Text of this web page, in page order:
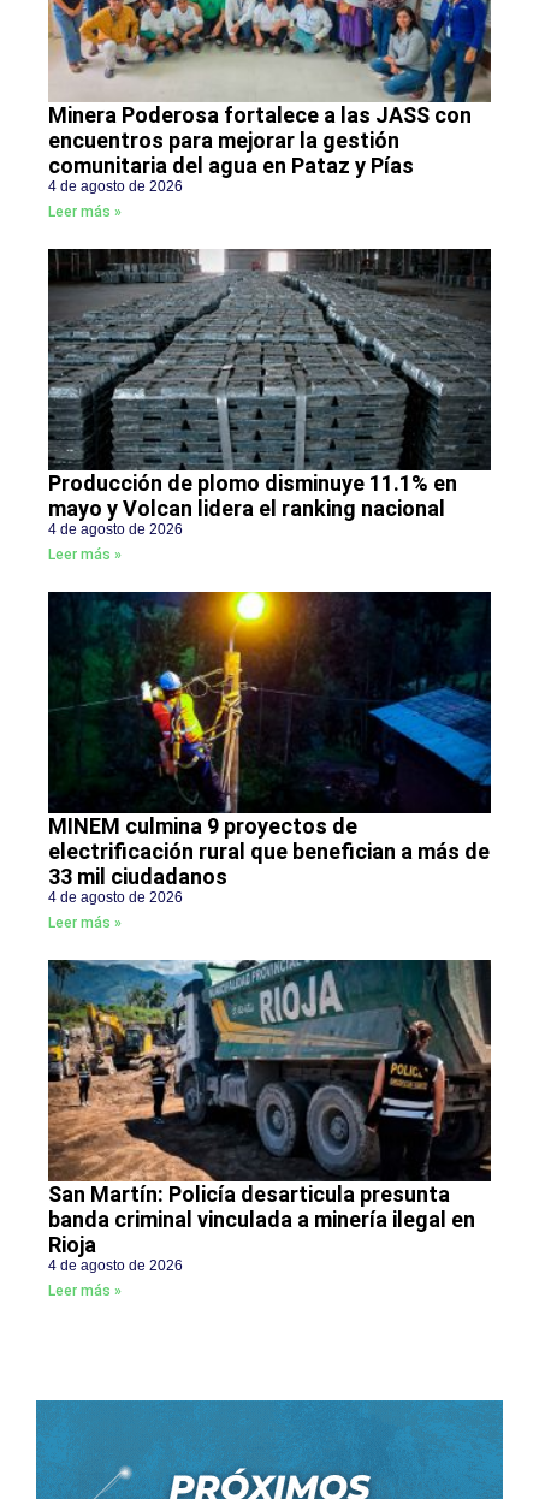
Minera Poderosa fortalece a las JASS con
encuentros para mejorar la gestión
comunitaria del agua en Pataz y Pías
4 de agosto de 2026
Leer más »
Producción de plomo disminuye 11.1% en
mayo y Volcan lidera el ranking nacional
4 de agosto de 2026
Leer más »
MINEM culmina 9 proyectos de
electrificación rural que benefician a más de
33 mil ciudadanos
4 de agosto de 2026
Leer más »
San Martín: Policía desarticula presunta
banda criminal vinculada a minería ilegal en
Rioja
4 de agosto de 2026
Leer más »